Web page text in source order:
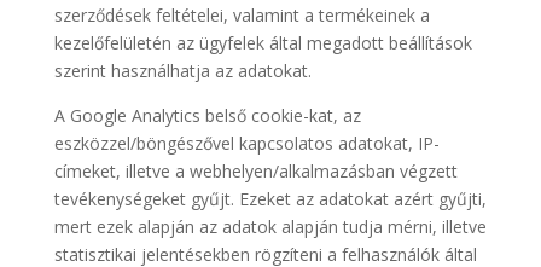
szerződések feltételei, valamint a termékeinek a
kezelőfelületén az ügyfelek által megadott beállítások
szerint használhatja az adatokat.
A Google Analytics belső cookie-kat, az
eszközzel/böngészővel kapcsolatos adatokat, IP-
címeket, illetve a webhelyen/alkalmazásban végzett
tevékenységeket gyűjt. Ezeket az adatokat azért gyűjti,
mert ezek alapján az adatok alapján tudja mérni, illetve
statisztikai jelentésekben rögzíteni a felhasználók által